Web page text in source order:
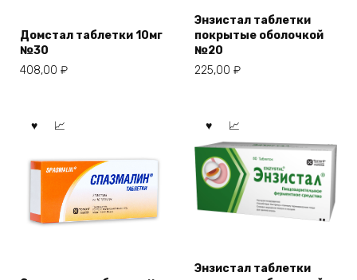
Домстал таблетки 10мг
№30
408,00 ₽
Энзистал таблетки
покрытые оболочкой
№20
225,00 ₽
Энзистал таблетки